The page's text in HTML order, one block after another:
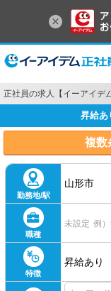
正社員の求人【イーアイデ
昇給あ
複数
勤務地/駅
山形市
職種
未設定 例
特徴
昇給あり